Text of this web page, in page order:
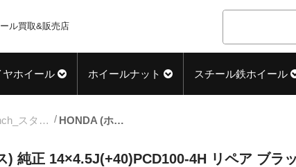
ル買取&販売店
ヤホイール ホイールナット スチール鉄ホイール
14inch_スタッドレス中古タイヤホイール HONDA (ホンダ) N-BOX (Nボックス) 純正 14×4.5J(+40)PCD100-4H リペア ブラックスチール YOKOHAMA (ヨコハマ) iceGUARD (アイスガード) iG60 新品 155/65R14 スタッドレス タイヤホイール 4本 [14gsw111]
) 純正 14×4.5J(+40)PCD100-4H リペア ブラ